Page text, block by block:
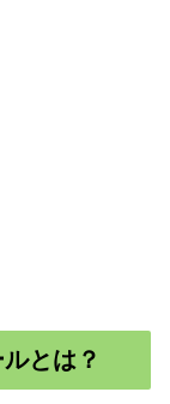
とは？